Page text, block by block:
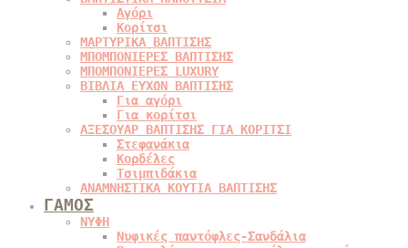
Αγόρι
Κορίτσι
ΜΑΡΤΥΡΙΚΑ ΒΑΠΤΙΣΗΣ
ΜΠΟΜΠΟΝΙΕΡΕΣ ΒΑΠΤΙΣΗΣ
ΜΠΟΜΠΟΝΙΕΡΕΣ LUXURY
ΒΙΒΛΙΑ ΕΥΧΩΝ ΒΑΠΤΙΣΗΣ
Για αγόρι
Για κορίτσι
ΑΞΕΣΟΥΑΡ ΒΑΠΤΙΣΗΣ ΓΙΑ ΚΟΡΙΤΣΙ
Στεφανάκια
Κορδέλες
Τσιμπιδάκια
ΑΝΑΜΝΗΣΤΙΚΑ ΚΟΥΤΙΑ ΒΑΠΤΙΣΗΣ
ΓΑΜΟΣ
ΝΥΦΗ
Νυφικές παντόφλες-Σανδάλια